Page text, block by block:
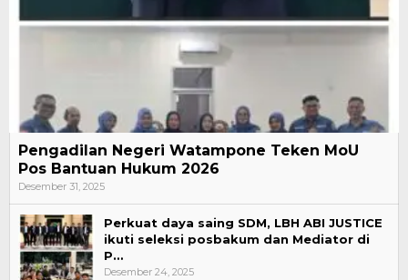
Pengadilan Negeri Watampone Teken MoU
Pos Bantuan Hukum 2026
Desember 31, 2025
Perkuat daya saing SDM, LBH ABI JUSTICE
ikuti seleksi posbakum dan Mediator di
P…
Desember 24, 2025